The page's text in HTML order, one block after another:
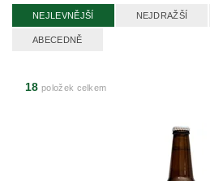
NEJLEVNĚJŠÍ NEJDRAŽŠÍ
ABECEDNĚ
18 položek celkem